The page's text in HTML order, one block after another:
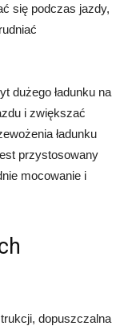
się podczas jazdy,
dużego ładunku na
i zwiększać
ładunku
przystosowany
mocowanie i
dopuszczalna